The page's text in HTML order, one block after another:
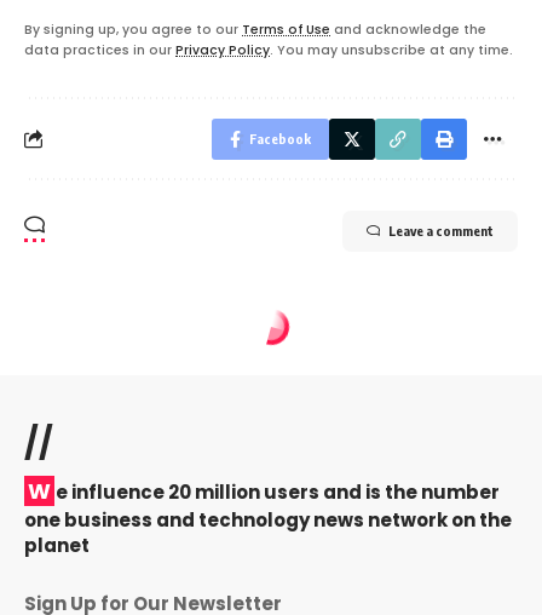
By signing up, you agree to our Terms of Use and acknowledge the
data practices in our Privacy Policy. You may unsubscribe at any time.
Facebook
Leave a comment
//
W e influence 20 million users and is the number
one business and technology news network on the
planet
Sign Up for Our Newsletter